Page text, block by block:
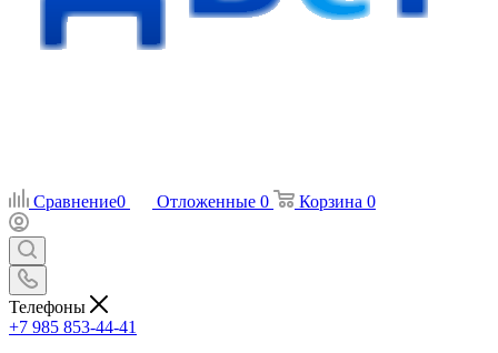
Сравнение0 Отложенные 0 Корзина 0
Телефоны
+7 985 853-44-41